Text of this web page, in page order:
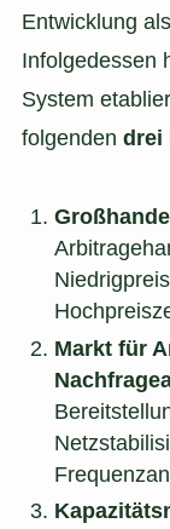
Entwicklung
Infolgedessen
System
folgenden drei
Markt für